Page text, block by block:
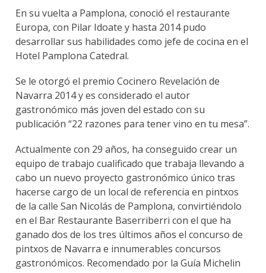
En su vuelta a Pamplona, conoció el restaurante
Europa, con Pilar Idoate y hasta 2014 pudo
desarrollar sus habilidades como jefe de cocina en el
Hotel Pamplona Catedral.
Se le otorgó el premio Cocinero Revelación de
Navarra 2014 y es considerado el autor
gastronómico más joven del estado con su
publicación “22 razones para tener vino en tu mesa”.
Actualmente con 29 años, ha conseguido crear un
equipo de trabajo cualificado que trabaja llevando a
cabo un nuevo proyecto gastronómico único tras
hacerse cargo de un local de referencia en pintxos
de la calle San Nicolás de Pamplona, convirtiéndolo
en el Bar Restaurante Baserriberri con el que ha
ganado dos de los tres últimos años el concurso de
pintxos de Navarra e innumerables concursos
gastronómicos. Recomendado por la Guía Michelin